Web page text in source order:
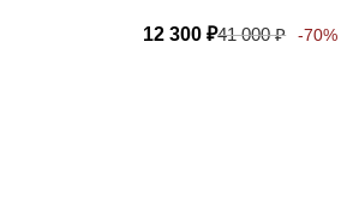
12 300₽41 000₽ -70%